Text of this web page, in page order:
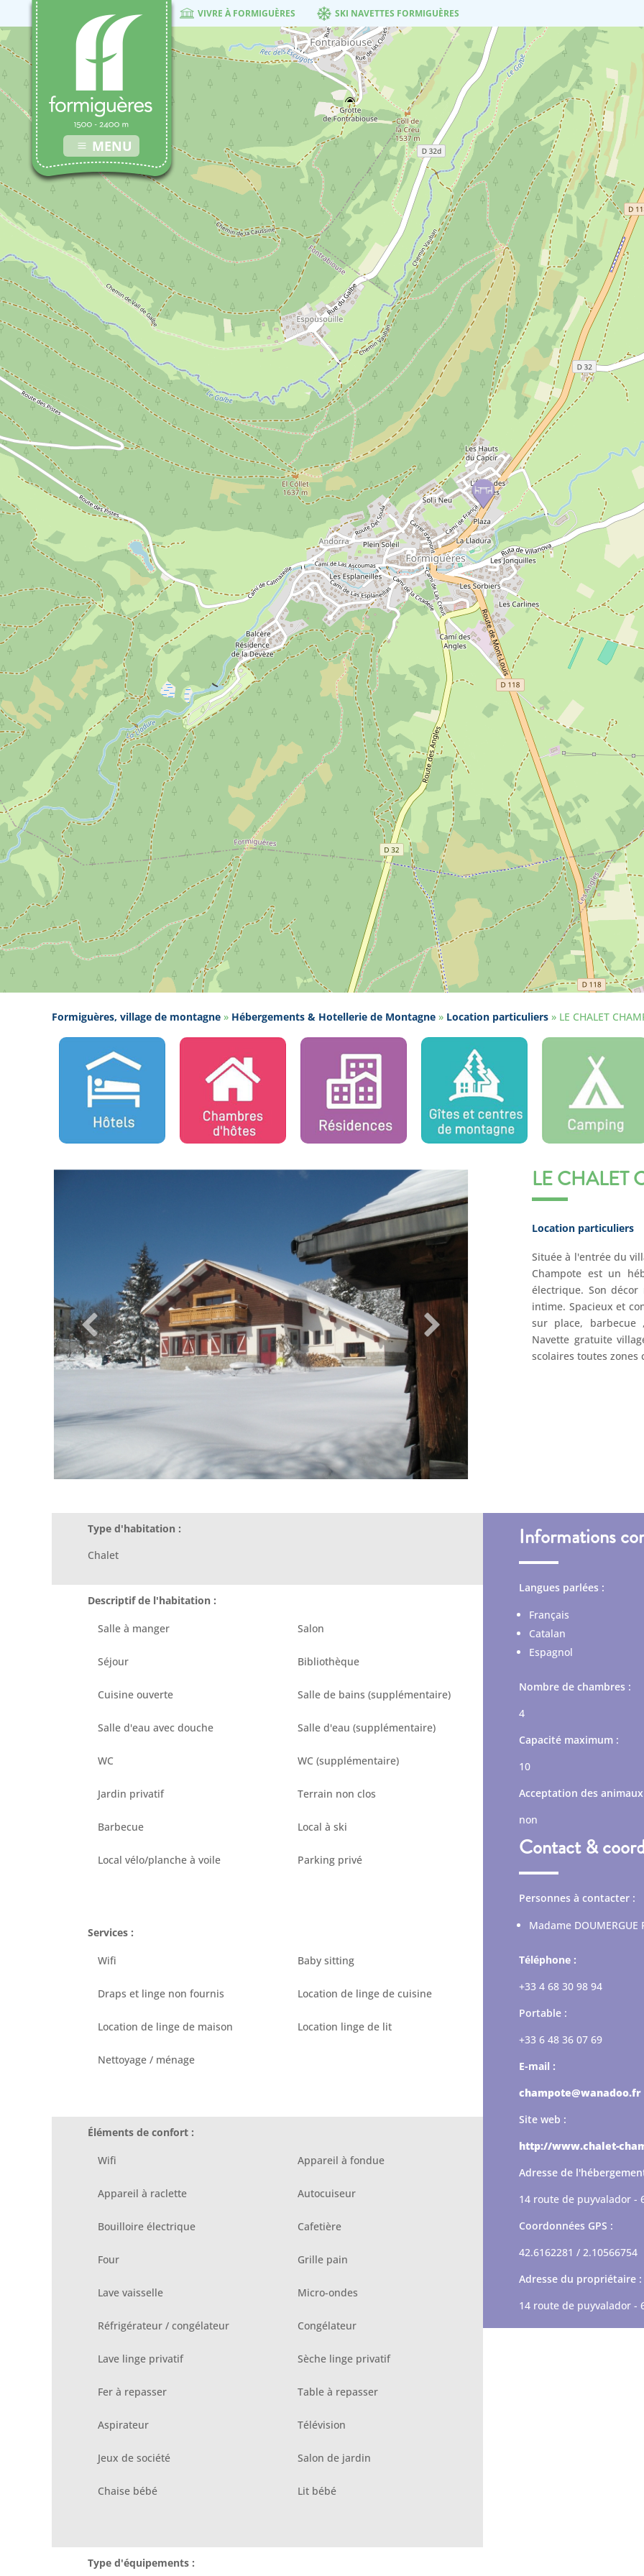
MENU
VIVRE À FORMIGUÈRES SKI NAVETTES FORMIGUÈRES
Formiguères, village de montagne » Hébergements & Hotellerie de Montagne » Location particuliers » LE CHALET
LE CHALET
Location particuliers
Située à l'entrée du
Champote est un
électrique. Son
intime. Spacieux et
sur place, barbecue
Navette gratuite
scolaires toutes zones
Type d'habitation :
Chalet
Descriptif de l'habitation :
Salle à manger Salon
Séjour Bibliothèque
Cuisine ouverte Salle de bains (supplémentaire)
Salle d'eau avec douche Salle d'eau (supplémentaire)
WC WC (supplémentaire)
Jardin privatif Terrain non clos
Barbecue Local à ski
Local vélo/planche à voile Parking privé
Services :
Wifi Baby sitting
Draps et linge non fournis Location de linge de cuisine
Location de linge de maison Location linge de lit
Nettoyage / ménage
Éléments de confort :
Wifi Appareil à fondue
Appareil à raclette Autocuiseur
Bouilloire électrique Cafetière
Four Grille pain
Lave vaisselle Micro-ondes
Réfrigérateur / congélateur Congélateur
Lave linge privatif Sèche linge privatif
Fer à repasser Table à repasser
Aspirateur Télévision
Jeux de société Salon de jardin
Chaise bébé Lit bébé
Type d'équipements :
Informations
Langues parlées :
Français
Catalan
Espagnol
Nombre de chambres :
4
Capacité maximum :
10
Acceptation des
non
Contact &
Personnes à contacter :
Madame DOUMERGUE
Téléphone :
+33 4 68 30 98 94
Portable :
+33 6 48 36 07 69
E-mail :
champote@wanadoo.fr
Site web :
http://www.chalet-
Adresse de
14 route de puyvalador -
Coordonnées GPS :
42.6162281 / 2.10566754
Adresse du propriétaire :
14 route de puyvalador -